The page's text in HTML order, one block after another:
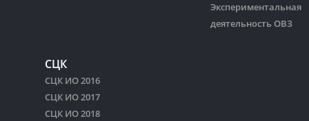
Экспериментальная
деятельность ОВЗ
СЦК
СЦК ИО 2016
СЦК ИО 2017
СЦК ИО 2018